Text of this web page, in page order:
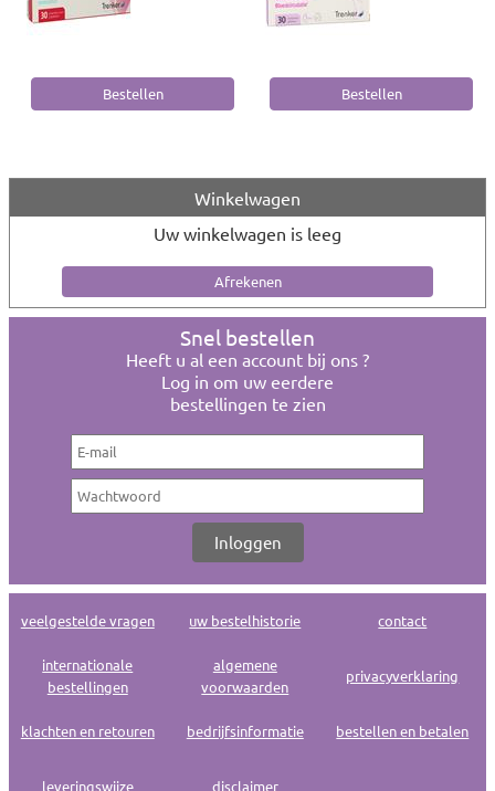
Winkelwagen
Uw winkelwagen is leeg
Snel bestellen
Heeft u al een account bij ons ?
Log in om uw eerdere
bestellingen te zien
veelgestelde vragen uw bestelhistorie contact
internationale
bestellingen
algemene
voorwaarden
privacyverklaring
klachten en retouren bedrijfsinformatie bestellen en betalen
leveringswijze disclaimer